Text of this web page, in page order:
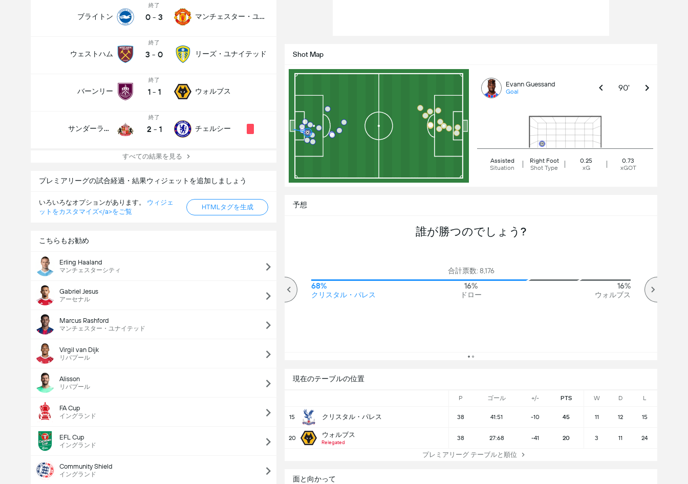
ブライトン
終了
0 - 3 マンチェスター・ユナイテッド
ウェストハム
終了
3 - 0 リーズ・ユナイテッド
バーンリー
終了
1 - 1 ウォルブス
サンダーランド
終了
2 - 1 チェルシー
すべての結果を見る
プレミアリーグの試合経過・結果ウィジェットを追加しましょう
いろいろなオプションがあります。 ウィジェ
ットをカスタマイズ</a>をご覧
HTMLタグを生成
こちらもお勧め
Erling Haaland
マンチェスターシティ
Gabriel Jesus
アーセナル
Marcus Rashford
マンチェスター・ユナイテッド
Virgil van Dijk
リバプール
Alisson
リバプール
FA Cup
イングランド
EFL Cup
イングランド
Community Shield
イングランド
Shot Map
Evann Guessand
Goal 90'
Assisted
Situation
Right Foot
Shot Type
0.25
xG
0.73
xGOT
現在のテーブルの位置
P ゴール +/- PTS W D L
15 クリスタル・パレス 38 41:51 -10 45 11 12 15
20 ウォルブス
Relegated
38 27:68 -41 20 3 11 24
プレミアリーグ テーブルと順位
予想
誰が勝つのでしょう?
合計票数: 8,176
68%
クリスタル・パレス
16%
ドロー
16%
ウォルブス
合計票数: 685
面と向かって